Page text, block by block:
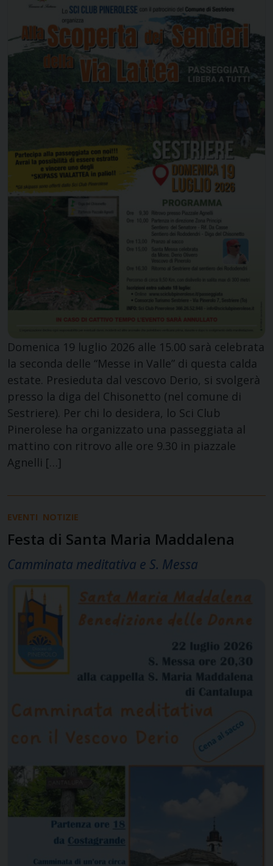
Domenica 19 luglio 2026 alle 15.00 sarà celebrata
la seconda delle “Messe in Valle” di questa calda
estate. Presieduta dal vescovo Derio, si svolgerà
presso la diga del Chisonetto (nel comune di
Sestriere). Per chi lo desidera, lo Sci Club
Pinerolese ha organizzato una passeggiata al
mattino con ritrovo alle ore 9.30 in piazzale
Agnelli […]
EVENTI NOTIZIE
Festa di Santa Maria Maddalena
Camminata meditativa e S. Messa